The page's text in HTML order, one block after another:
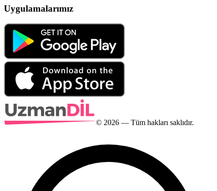
Uygulamalarımız
© 2026 — Tüm hakları saklıdır.